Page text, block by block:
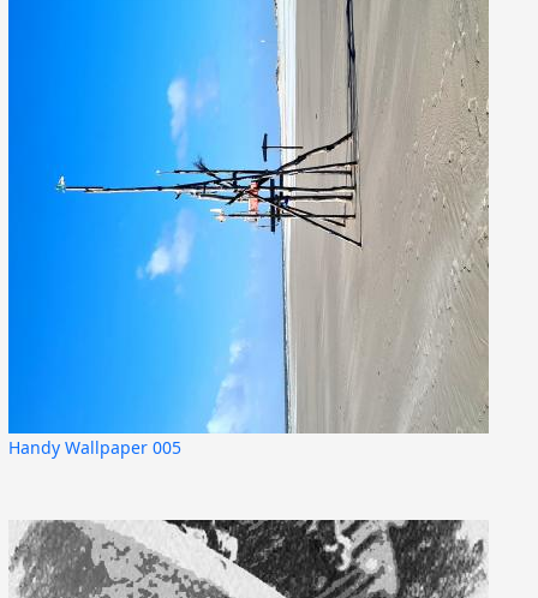
Handy Wallpaper 005